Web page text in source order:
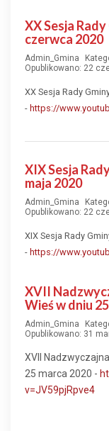
XX Sesja
czerwca 2020
Admin_Gmina
Opublikowano: 22
XX Sesja Rady
- https://
XIX Sesja
maja 2020
Admin_Gmina
Opublikowano: 22
XIX Sesja Rady
- https://
XVII
Wieś w dniu
Admin_Gmina
Opublikowano: 31
XVII
25 marca 2020 -
v=JV59pjRpve4